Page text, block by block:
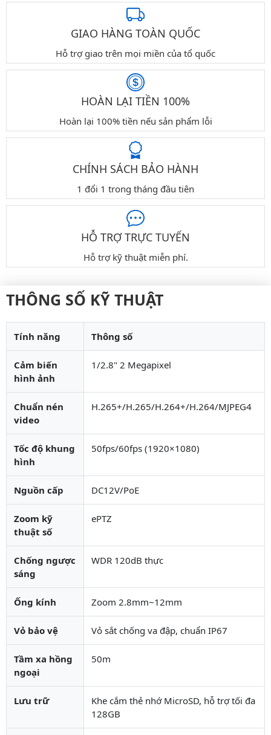
GIAO HÀNG TOÀN QUỐC
Hỗ trợ giao trên mọi miền của tổ quốc
HOÀN LẠI TIỀN 100%
Hoàn lại 100% tiền nếu sản phẩm lỗi
CHÍNH SÁCH BẢO HÀNH
1 đổi 1 trong tháng đầu tiên
HỖ TRỢ TRỰC TUYẾN
Hỗ trợ kỹ thuật miễn phí.
THÔNG SỐ KỸ THUẬT
Tính năng Thông số
Cảm biến
hình ảnh
1/2.8" 2 Megapixel
Chuẩn nén
video
H.265+/H.265/H.264+/H.264/MJPEG4
Tốc độ khung
hình
50fps/60fps (1920×1080)
Nguồn cấp DC12V/PoE
Zoom kỹ
thuật số
ePTZ
Chống ngược
sáng
WDR 120dB thực
Ống kính Zoom 2.8mm~12mm
Vỏ bảo vệ Vỏ sắt chống va đập, chuẩn IP67
Tầm xa hồng
ngoại
50m
Lưu trữ
Khe cắm thẻ nhớ MicroSD, hỗ trợ tối đa
128GB